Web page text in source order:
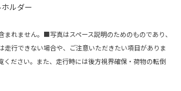
ルダー
れません。■写真はスペース説明のためのものであり、
走行できない場合や、ご注意いただきたい項目がありま
ください。また、走行時には後方視界確保・荷物の転倒